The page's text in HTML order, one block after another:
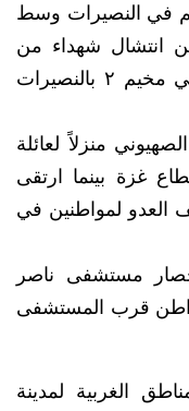
في النصيرات وسط
انتشال شهداء من
تحت أنقاض منزل عائلة درويش في مخيم ٢ بالنصيرات
منزلاً لعائلة
غزة بينما ارتقى
لمواطنين في
حصار مستشفى ناصر
قرب المستشفى
الغربية لمدينة